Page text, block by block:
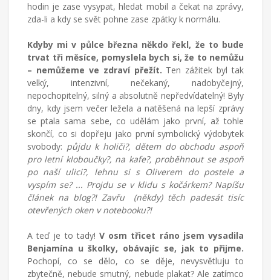
hodin je zase vysypat, hledat mobil a čekat na zprávy,
zda-li a kdy se svět pohne zase zpátky k normálu.
Kdyby mi v půlce března někdo řekl, že to bude
trvat tři měsíce, pomyslela bych si, že to nemůžu
– nemůžeme ve zdraví přežít. Ten zážitek byl tak
velký, intenzivní, nečekaný, nadobyčejný,
nepochopitelný, silný a absolutně nepředvídatelný! Byly
dny, kdy jsem večer ležela a natěšená na lepší zprávy
se ptala sama sebe, co udělám jako první, až tohle
skončí, co si dopřeju jako první symbolický výdobytek
svobody: půjdu k holiči?, dětem do obchodu aspoň
pro letní kloboučky?, na kafe?, proběhnout se aspoň
po naší ulici?, lehnu si s Oliverem do postele a
vyspím se? ... Projdu se v klidu s kočárkem? Napíšu
článek na blog?! Zavřu (někdy) těch padesát tisíc
otevřených oken v notebooku?!
A teď je to tady! V osm třicet ráno jsem vysadila
Benjamína u školky, obávajíc se, jak to přijme.
Pochopí, co se dělo, co se děje, nevysvětluju to
zbytečně, nebude smutný, nebude plakat? Ale zatímco